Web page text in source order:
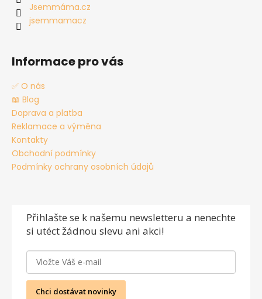
Jsemmáma.cz
jsemmamacz
Informace pro vás
✅ O nás
📖 Blog
Doprava a platba
Reklamace a výměna
Kontakty
Obchodní podmínky
Podmínky ochrany osobních údajů
Přihlašte se k našemu newsletteru a nenechte
si utéct žádnou slevu ani akci!
Chci dostávat novinky